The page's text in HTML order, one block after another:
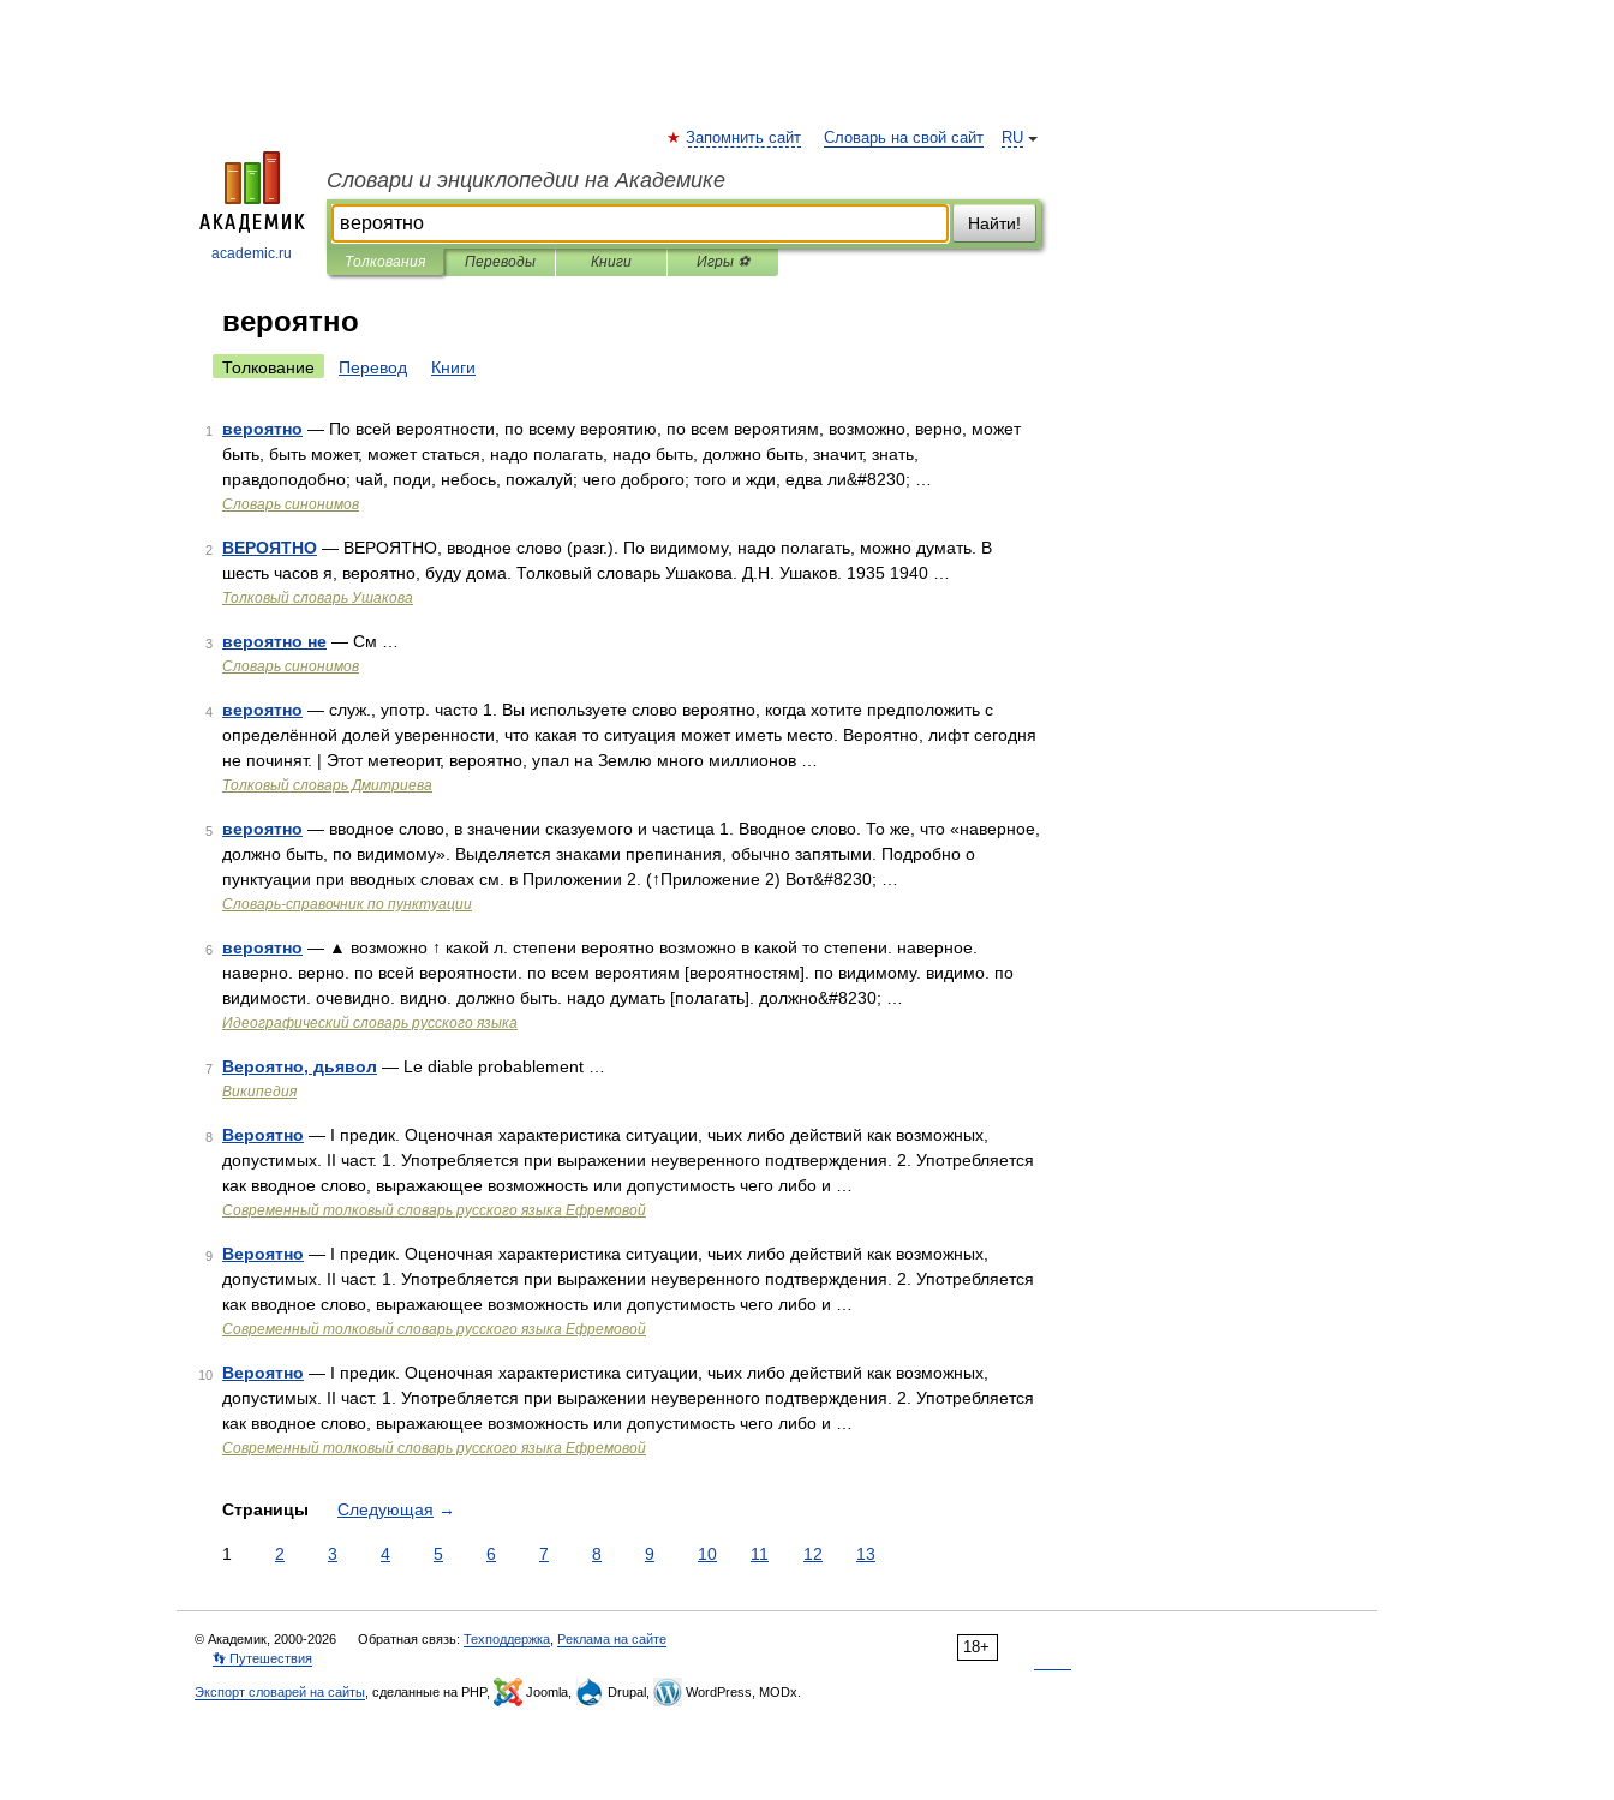
academic.ru
RU
Запомнить сайт Словарь на свой сайт
Словари и энциклопедии на Академике
Найти!
Толкования Переводы Книги Игры ⚽
вероятно
Толкование Перевод Книги
1 вероятно — По всей вероятности, по всему вероятию, по всем вероятиям, возможно, верно, может
быть, быть может, может статься, надо полагать, надо быть, должно быть, значит, знать,
правдоподобно; чай, поди, небось, пожалуй; чего доброго; того и жди, едва ли&#8230; …
Словарь синонимов
2 ВЕРОЯТНО — ВЕРОЯТНО, вводное слово (разг.). По видимому, надо полагать, можно думать. В
шесть часов я, вероятно, буду дома. Толковый словарь Ушакова. Д.Н. Ушаков. 1935 1940 …
Толковый словарь Ушакова
3 вероятно не — См …
Словарь синонимов
4 вероятно — служ., употр. часто 1. Вы используете слово вероятно, когда хотите предположить с
определённой долей уверенности, что какая то ситуация может иметь место. Вероятно, лифт сегодня
не починят. | Этот метеорит, вероятно, упал на Землю много миллионов …
Толковый словарь Дмитриева
5 вероятно — вводное слово, в значении сказуемого и частица 1. Вводное слово. То же, что «наверное,
должно быть, по видимому». Выделяется знаками препинания, обычно запятыми. Подробно о
пунктуации при вводных словах см. в Приложении 2. (↑Приложение 2) Вот&#8230; …
Словарь-справочник по пунктуации
6 вероятно — ▲ возможно ↑ какой л. степени вероятно возможно в какой то степени. наверное.
наверно. верно. по всей вероятности. по всем вероятиям [вероятностям]. по видимому. видимо. по
видимости. очевидно. видно. должно быть. надо думать [полагать]. должно&#8230; …
Идеографический словарь русского языка
7 Вероятно, дьявол — Le diable probablement …
Википедия
8 Вероятно — I предик. Оценочная характеристика ситуации, чьих либо действий как возможных,
допустимых. II част. 1. Употребляется при выражении неуверенного подтверждения. 2. Употребляется
как вводное слово, выражающее возможность или допустимость чего либо и …
Современный толковый словарь русского языка Ефремовой
9 Вероятно — I предик. Оценочная характеристика ситуации, чьих либо действий как возможных,
допустимых. II част. 1. Употребляется при выражении неуверенного подтверждения. 2. Употребляется
как вводное слово, выражающее возможность или допустимость чего либо и …
Современный толковый словарь русского языка Ефремовой
10 Вероятно — I предик. Оценочная характеристика ситуации, чьих либо действий как возможных,
допустимых. II част. 1. Употребляется при выражении неуверенного подтверждения. 2. Употребляется
как вводное слово, выражающее возможность или допустимость чего либо и …
Современный толковый словарь русского языка Ефремовой
Страницы Следующая →
1 2 3 4 5 6 7 8 9 10 11 12 13
18+
© Академик, 2000-2026 Обратная связь: Техподдержка Реклама на сайте
👣 Путешествия
Экспорт словарей на сайты , сделанные на PHP, Joomla, Drupal, WordPress, MODx.